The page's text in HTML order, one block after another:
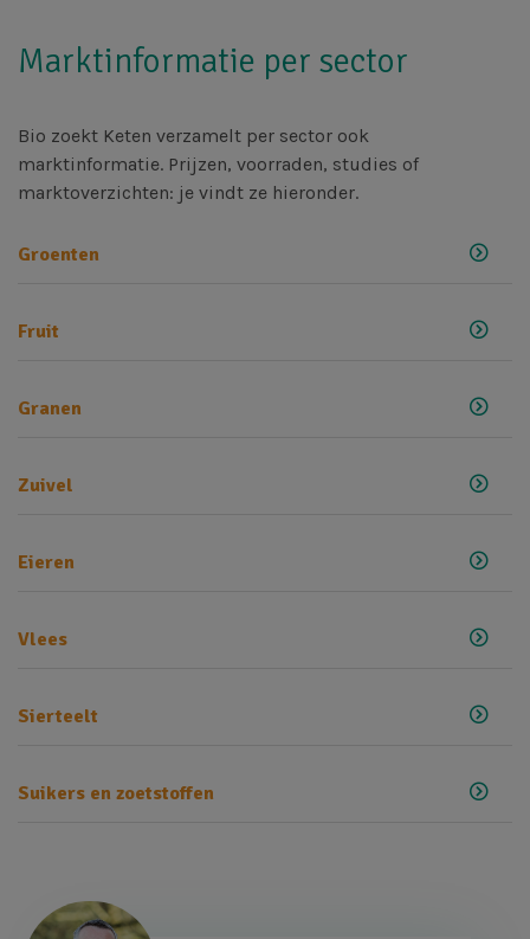
Marktinformatie per sector
Bio zoekt Keten verzamelt per sector ook
marktinformatie. Prijzen, voorraden, studies of
marktoverzichten: je vindt ze hieronder.
Groenten
Fruit
Granen
Zuivel
Eieren
Vlees
Sierteelt
Suikers en zoetstoffen